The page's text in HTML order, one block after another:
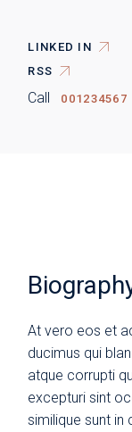
LINKED IN
RSS
Call 001234567
At vero eos et
ducimus qui
atque corrupti
excepturi sint
similique sunt in